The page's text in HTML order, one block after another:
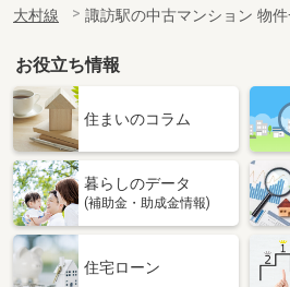
大村線
諏訪駅の中古マンション 物
お役立ち情報
住まいのコラム
暮らしのデータ
(補助金・助成金情報)
住宅ローン